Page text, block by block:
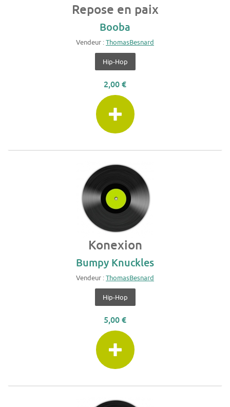
Repose en paix
Booba
Vendeur :ThomasBesnard
Hip-Hop
2,00 €
Konexion
Bumpy Knuckles
Vendeur :ThomasBesnard
Hip-Hop
5,00 €